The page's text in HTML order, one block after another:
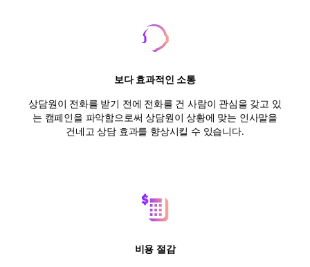
보다 효과적인 소통
상담원이 전화를 받기 전에 전화를 건 사람이 관심을 갖고 있
는 캠페인을 파악함으로써 상담원이 상황에 맞는 인사말을
건네고 상담 효과를 향상시킬 수 있습니다.
비용 절감